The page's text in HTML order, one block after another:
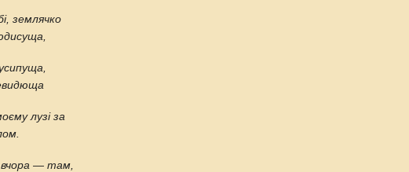
землячко
лузі за
— там,